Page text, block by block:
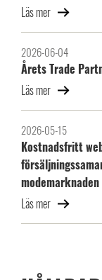
Läs mer
2026-06-04
Årets Trade
Läs mer
2026-05-15
Kostnadsfritt
modemarknaden
Läs mer